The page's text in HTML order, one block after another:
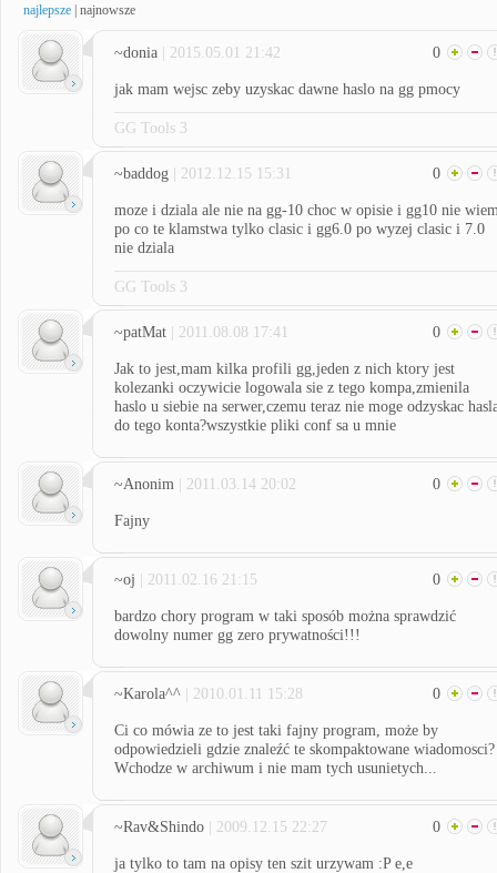
najlepsze najnowsze
~donia | 2015.05.01 21:42 0
jak mam wejsc zeby uzyskac dawne haslo na gg pmocy
GG Tools 3
~baddog | 2012.12.15 15:31 0
moze i dziala ale nie na gg-10 choc w opisie i gg10 nie
po co te klamstwa tylko clasic i gg6.0 po wyzej clasic i 7.0
nie dziala
GG Tools 3
~patMat | 2011.08.08 17:41 0
Jak to jest,mam kilka profili gg,jeden z nich ktory jest
kolezanki oczywicie logowala sie z tego kompa,zmienila
haslo u siebie na serwer,czemu teraz nie moge odzyskac
do tego konta?wszystkie pliki conf sa u mnie
~Anonim | 2011.03.14 20:02 0
Fajny
~oj | 2011.02.16 21:15 0
bardzo chory program w taki sposób można sprawdzić
dowolny numer gg zero prywatności!!!
~Karola^^ | 2010.01.11 15:28 0
Ci co mówia ze to jest taki fajny program, może by
odpowiedzieli gdzie znaleźć te skompaktowane wiadomosci?
Wchodze w archiwum i nie mam tych usunietych...
~Rav&Shindo | 2009.12.15 22:27 0
ja tylko to tam na opisy ten szit urzywam :P e,e